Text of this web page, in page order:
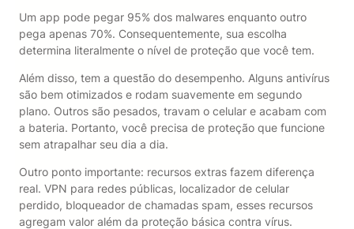
Um app pode pegar 95% dos malwares enquanto outro
pega apenas 70%. Consequentemente, sua escolha
determina literalmente o nível de proteção que você tem.
Além disso, tem a questão do desempenho. Alguns antivírus
são bem otimizados e rodam suavemente em segundo
plano. Outros são pesados, travam o celular e acabam com
a bateria. Portanto, você precisa de proteção que funcione
sem atrapalhar seu dia a dia.
Outro ponto importante: recursos extras fazem diferença
real. VPN para redes públicas, localizador de celular
perdido, bloqueador de chamadas spam, esses recursos
agregam valor além da proteção básica contra vírus.